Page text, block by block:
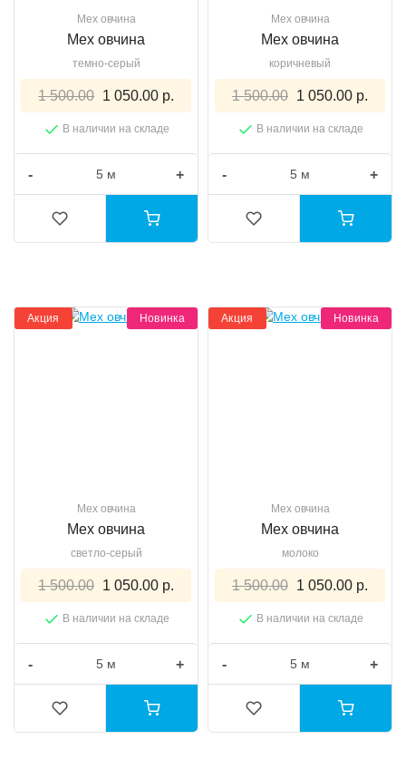
Мех овчина
Мех овчина
темно-серый
1 500.00 1 050.00 р.
В наличии на складе
- +
Мех овчина
Мех овчина
коричневый
1 500.00 1 050.00 р.
В наличии на складе
- +
Акция Новинка
Мех овчина
Мех овчина
светло-серый
1 500.00 1 050.00 р.
В наличии на складе
- +
Акция Новинка
Мех овчина
Мех овчина
молоко
1 500.00 1 050.00 р.
В наличии на складе
- +